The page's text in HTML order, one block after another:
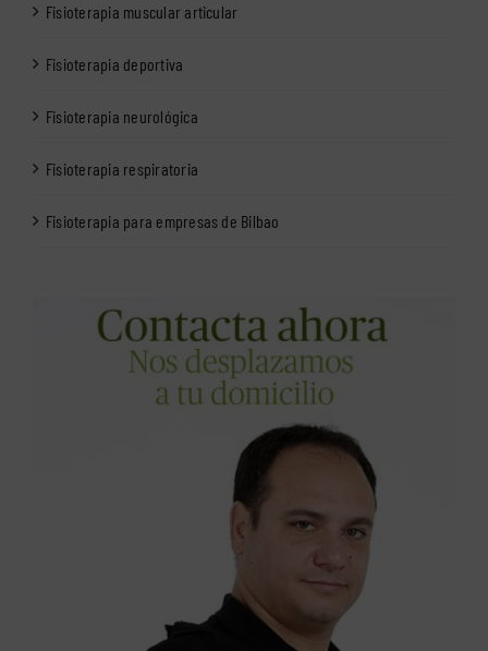
Fisioterapia muscular articular
Fisioterapia deportiva
Fisioterapia neurológica
Fisioterapia respiratoria
Fisioterapia para empresas de Bilbao